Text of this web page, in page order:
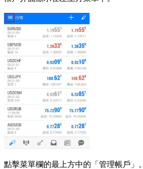
點擊菜單欄的最上方中的「管理帳戶」。